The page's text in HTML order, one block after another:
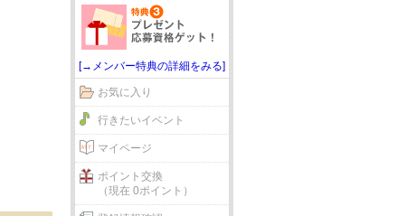
[→メンバー特典の詳細をみる]
お気に入り
行きたいイベント
マイページ
ポイント交換
（現在 0ポイント）